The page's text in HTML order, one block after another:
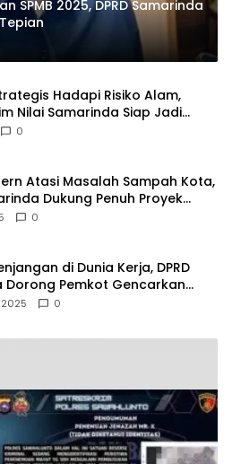
SPMB 2025, DPRD Samarinda
Hadapi Risiko Alam,
Nilai Samarinda Siap Jadi
Bencana Kalimantan
0
Atasi Masalah Sampah Kota,
Dukung Penuh Proyek
0
di Dunia Kerja, DPRD
Dorong Pemkot Gencarkan
Perempuan
0